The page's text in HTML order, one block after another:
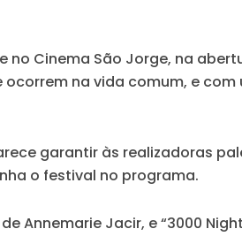
no Cinema São Jorge, na
ocorrem na vida comum, e
garantir às realizadoras
o festival no programa.
de Annemarie Jacir, e “3000